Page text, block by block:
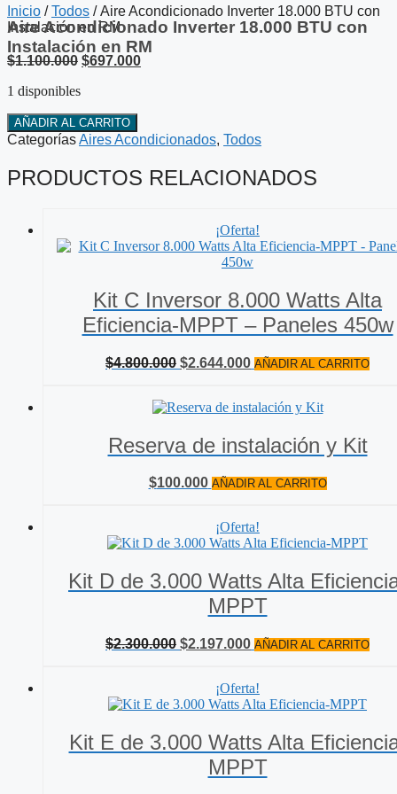
Inicio /Todos / Aire Acondicionado Inverter 18.000 BTU con
Instalación en RM
Aire Acondicionado Inverter 18.000 BTU con
Instalación en RM
$1.100.000 El
$1.100.000.
$697.000El
1 disponibles
Aire
Acondicionado
Inverter
18.000
BTU
AÑADIR AL CARRITO
CategoríasAires Acondicionados, Todos
PRODUCTOS RELACIONADOS
¡Oferta!
Kit C Inversor 8.000 Watts Alta
Eficiencia-MPPT – Paneles 450w
$4.800.000 El
era:
$2.644.000El
es:
AÑADIR AL CARRITO
Reserva de instalación y Kit
$100.000 AÑADIR AL CARRITO
¡Oferta!
Kit D de 3.000 Watts Alta
MPPT
$2.300.000 El
$2.300.000.
$2.197.000El
es:
$2.197.000.
AÑADIR AL CARRITO
¡Oferta!
Kit E de 3.000 Watts Alta
MPPT